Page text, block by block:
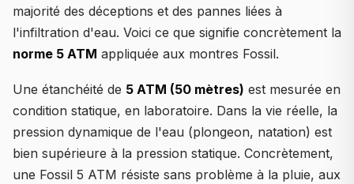
majorité des déceptions et des pannes liées à
l'infiltration d'eau. Voici ce que signifie concrètement la
norme 5 ATM appliquée aux montres Fossil.
Une étanchéité de 5 ATM (50 mètres) est mesurée en
condition statique, en laboratoire. Dans la vie réelle, la
pression dynamique de l'eau (plongeon, natation) est
bien supérieure à la pression statique. Concrètement,
une Fossil 5 ATM résiste sans problème à la pluie, aux